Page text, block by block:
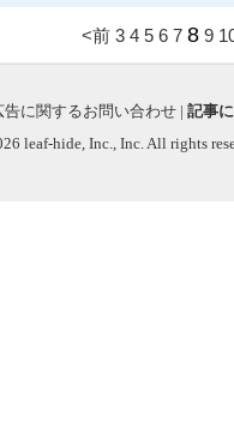
<前 3 4 5 6 7 8 9
告に関するお問い合わせ | 記事
leaf-hide, Inc., Inc. All rights